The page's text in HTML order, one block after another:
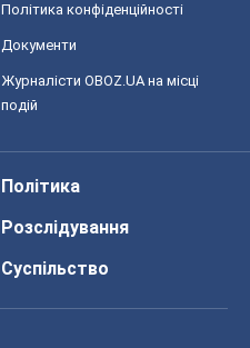
Політика конфіденційності
Документи
Журналісти OBOZ.UA на місці
подій
Політика
Розслідування
Суспільство